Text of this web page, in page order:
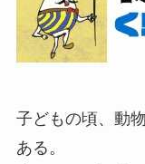
子どもの頃、動
ある。